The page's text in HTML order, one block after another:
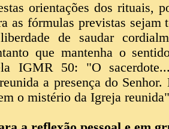
orientações dos rituais,
as fórmulas previstas sejam
de saudar
que mantenha o
IGMR 50: "O
a presença do Senhor.
o mistério da Igreja